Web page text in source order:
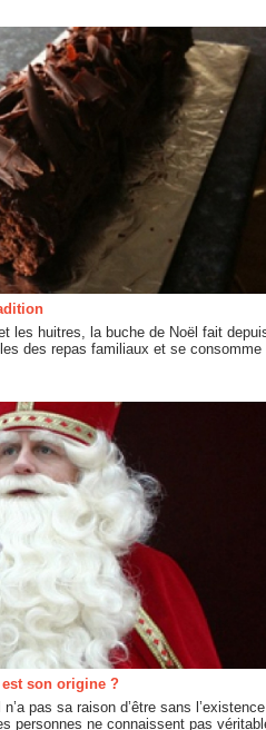
les huitres, la buche de Noël fait
des repas familiaux et se consomme
est son origine ?
pas sa raison d’être sans
personnes ne connaissent pas